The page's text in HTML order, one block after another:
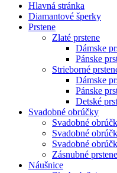
Hlavná stránka
Diamantové šperky
Prstene
Zlaté prstene
Dámske
Pánske
Strieborné
Dámske
Pánske
Detské
Svadobné obrúčky
Svadobné
Svadobné
Svadobné
Zásnubné
Náušnice